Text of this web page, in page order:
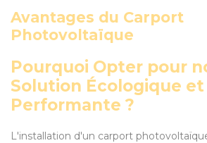
Avantages du Carport
Photovoltaïque
Pourquoi Opter pour
Solution Écologique et
Performante ?
L'installation d'un carport